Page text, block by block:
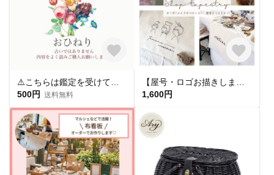
500円 送料無料
1,600円